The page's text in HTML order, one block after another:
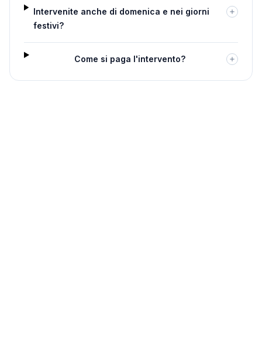
Intervenite anche di domenica e nei giorni
festivi?
Come si paga l'intervento?